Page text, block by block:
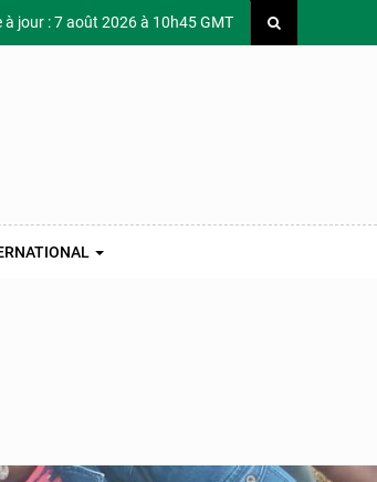
à jour : 7 août 2026 à 10h45 GMT